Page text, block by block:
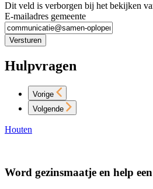
Dit veld is verborgen bij het bekijken
E-mailadres gemeente
Versturen
Hulpvragen
Vorige
Volgende
Houten
Word gezinsmaatje en help